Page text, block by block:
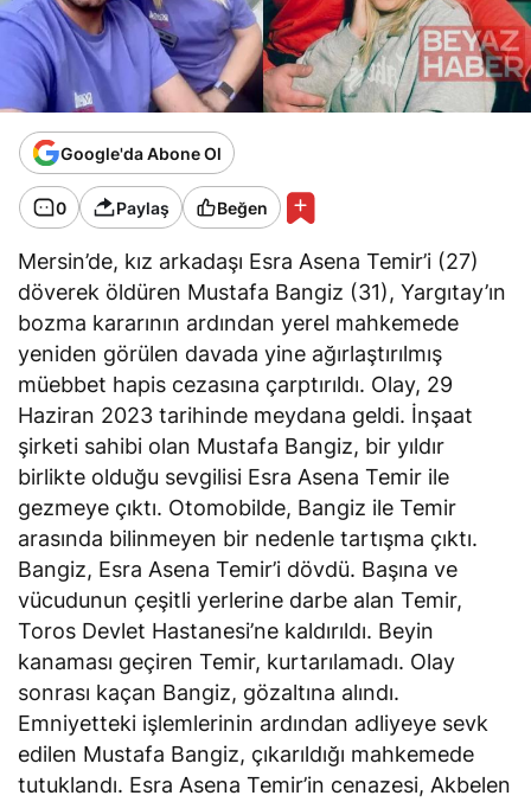
Google'da Abone Ol
0 Paylaş Beğen
Mersin’de, kız arkadaşı Esra Asena Temir’i (27)
döverek öldüren Mustafa Bangiz (31), Yargıtay’ın
bozma kararının ardından yerel mahkemede
yeniden görülen davada yine ağırlaştırılmış
müebbet hapis cezasına çarptırıldı. Olay, 29
Haziran 2023 tarihinde meydana geldi. İnşaat
şirketi sahibi olan Mustafa Bangiz, bir yıldır
birlikte olduğu sevgilisi Esra Asena Temir ile
gezmeye çıktı. Otomobilde, Bangiz ile Temir
arasında bilinmeyen bir nedenle tartışma çıktı.
Bangiz, Esra Asena Temir’i dövdü. Başına ve
vücudunun çeşitli yerlerine darbe alan Temir,
Toros Devlet Hastanesi’ne kaldırıldı. Beyin
kanaması geçiren Temir, kurtarılamadı. Olay
sonrası kaçan Bangiz, gözaltına alındı.
Emniyetteki işlemlerinin ardından adliyeye sevk
edilen Mustafa Bangiz, çıkarıldığı mahkemede
tutuklandı. Esra Asena Temir’in cenazesi, Akbelen